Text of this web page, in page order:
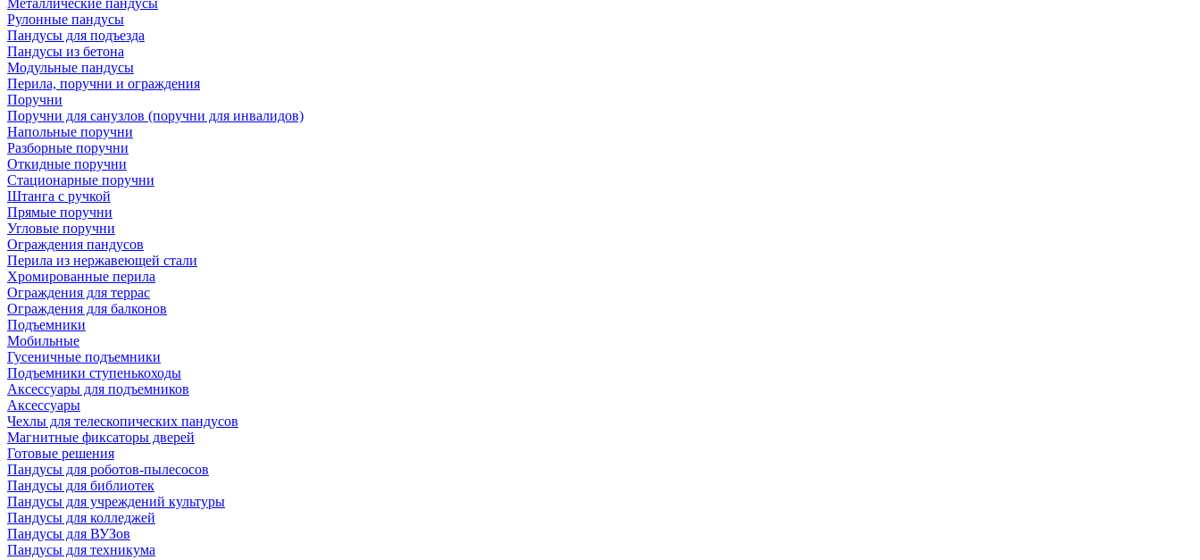
Металлические пандусы
Рулонные пандусы
Пандусы для подъезда
Пандусы из бетона
Модульные пандусы
Перила, поручни и ограждения
Поручни
Поручни для санузлов (поручни для инвалидов)
Напольные поручни
Разборные поручни
Откидные поручни
Стационарные поручни
Штанга с ручкой
Прямые поручни
Угловые поручни
Ограждения пандусов
Перила из нержавеющей стали
Хромированные перила
Ограждения для террас
Ограждения для балконов
Подъемники
Мобильные
Гусеничные подъемники
Подъемники ступенькоходы
Аксессуары для подъемников
Аксессуары
Чехлы для телескопических пандусов
Магнитные фиксаторы дверей
Готовые решения
Пандусы для роботов-пылесосов
Пандусы для библиотек
Пандусы для учреждений культуры
Пандусы для колледжей
Пандусы для ВУЗов
Пандусы для техникума